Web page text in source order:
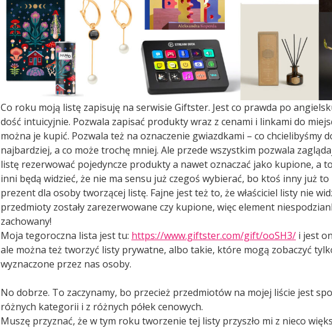
Co roku moją listę zapisuję na serwisie Giftster. Jest co prawda po
dość intuicyjnie. Pozwala zapisać produkty wraz z cenami i linkami do
można je kupić. Pozwala też na oznaczenie gwiazdkami – co chcielibyśmy
najbardziej, a co może trochę mniej. Ale przede wszystkim pozwala
listę rezerwować pojedyncze produkty a nawet oznaczać jako kupione, a
inni będą widzieć, że nie ma sensu już czegoś wybierać, bo ktoś inny już to
prezent dla osoby tworzącej listę. Fajne jest też to, że właściciel listy nie
przedmioty zostały zarezerwowane czy kupione, więc element
zachowany!
Moja tegoroczna lista jest tu: https://www.giftster.com/gift/ooSH3/ i jest
ale można też tworzyć listy prywatne, albo takie, które mogą zobaczyć
wyznaczone przez nas osoby.
No dobrze. To zaczynamy, bo przecież przedmiotów na mojej liście jest
różnych kategorii i z różnych półek cenowych.
Muszę przyznać, że w tym roku tworzenie tej listy przyszło mi z nieco